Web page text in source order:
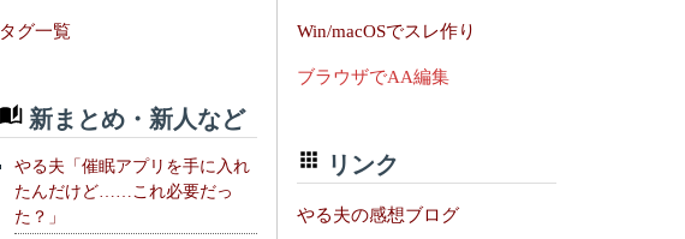
タグ一覧
新まとめ・新人など
やる夫「催眠アプリを手に入れ
たんだけど……これ必要だっ
た？」
Win/macOSでスレ作り
ブラウザでAA編集
リンク
やる夫の感想ブログ